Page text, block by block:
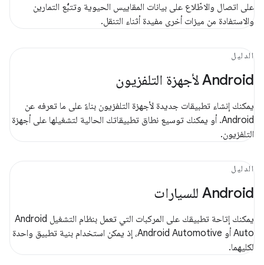
على اتصال والاطّلاع على بيانات المقاييس الحيوية وتتبُّع التمارين
والاستفادة من ميزات أخرى مفيدة أثناء التنقل.
الدليل
Android لأجهزة التلفزيون
يمكنك إنشاء تطبيقات جديدة لأجهزة التلفزيون بناءً على ما تعرفه عن
Android. أو يمكنك توسيع نطاق تطبيقاتك الحالية لتشغيلها على أجهزة
التلفزيون.
الدليل
‫Android للسيارات
يمكنك إتاحة تطبيقك على المركبات التي تعمل بنظام التشغيل Android
Auto أو Android Automotive، إذ يمكن استخدام بنية تطبيق واحدة
لكليهما.